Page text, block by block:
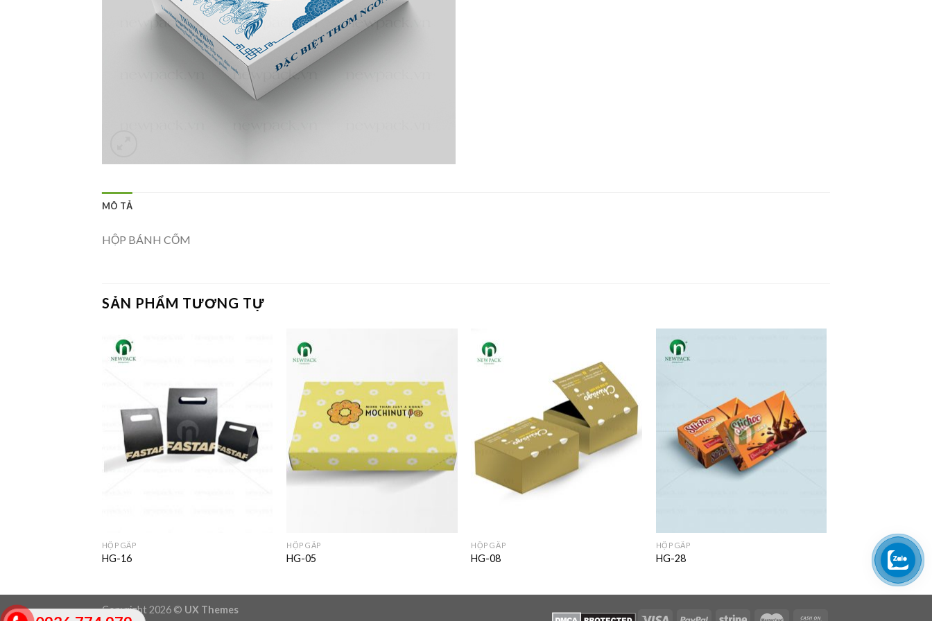
MÔ TẢ
HỘP BÁNH CỐM
SẢN PHẨM TƯƠNG TỰ
HỘP GẤP
HG-16
HỘP GẤP
HG-05
HỘP GẤP
HG-08
HỘP GẤP
HG-28
Copyright 2026 © UX Themes